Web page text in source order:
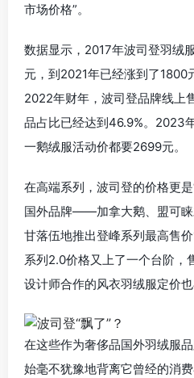
市场价格”。
数据显示，2017年波司登羽绒
元，到2021年已经涨到了1800
2022年财年，波司登品牌线上
品占比已经达到46.9%。2023
一鹅绒服活动价都要2699元。
在高端系列，波司登的价格更
国外品牌——加拿大鹅、盟可
甘落伍地推出登峰系列最高售
系列2.0价格又上了一个台阶
设计师合作的风衣羽绒服定价也
在这些作为奢侈品国外羽绒服
始毫不犹豫地背离它曾经的消